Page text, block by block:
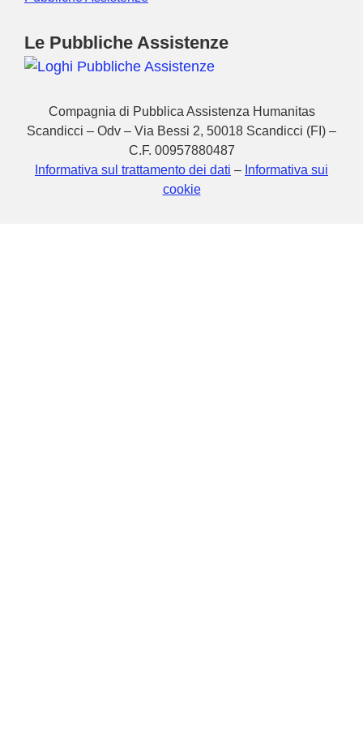
Le Pubbliche Assistenze
Compagnia di Pubblica Assistenza Humanitas
Scandicci – Odv – Via Bessi 2, 50018 Scandicci (FI) –
C.F. 00957880487
Informativa sul trattamento dei dati – Informativa sui
cookie